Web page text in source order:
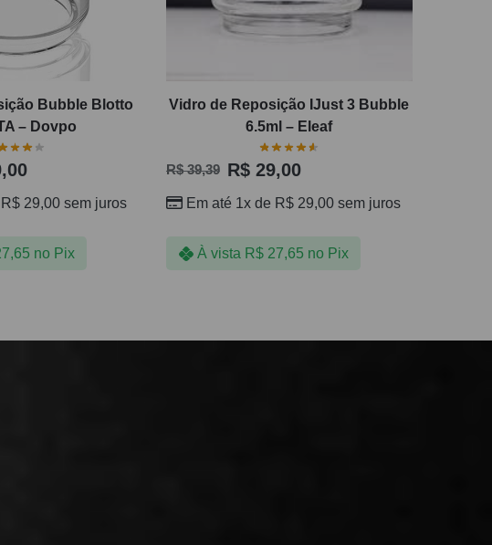
Bubble Blotto
– Dovpo
R$29,00sem juros
no Pix
Vidro de Reposição IJust 3 Bubble
6.5ml – Eleaf
R$39,39 R$29,00
Em até 1x de R$29,00sem juros
À vista R$27,65 no Pix